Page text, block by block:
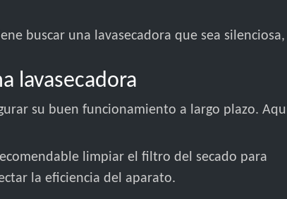
buscar una lavasecadora que sea silenciosa,
lavasecadora
su buen funcionamiento a largo plazo.
limpiar el filtro del secado para
la eficiencia del aparato.